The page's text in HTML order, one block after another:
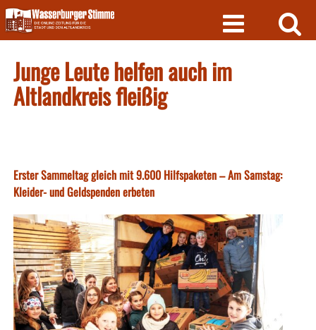
Skip
to
content
Junge Leute helfen auch im
Altlandkreis fleißig
Erster Sammeltag gleich mit 9.600 Hilfspaketen – Am Samstag:
Kleider- und Geldspenden erbeten